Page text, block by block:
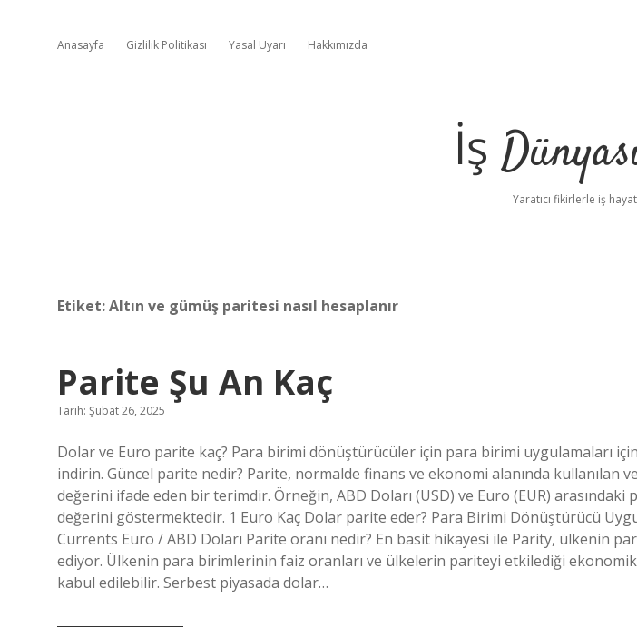
Anasayfa Gizlilik Politikası Yasal Uyarı Hakkımızda
İş
Yaratıcı fikirlerle iş
Etiket:Altın ve gümüş paritesi nasıl hesaplanır
Parite Şu An Kaç
Tarih: Şubat 26, 2025
Dolar ve Euro parite kaç? Para birimi dönüştürücüler için para birimi uygulamaları
indirin. Güncel parite nedir? Parite, normalde finans ve ekonomi alanında kullanılan
değerini ifade eden bir terimdir. Örneğin, ABD Doları (USD) ve Euro (EUR)
değerini göstermektedir. 1 Euro Kaç Dolar parite eder? Para Birimi Dönüştürücü
Currents Euro / ABD Doları Parite oranı nedir? En basit hikayesi ile Parity, ülkenin
ediyor. Ülkenin para birimlerinin faiz oranları ve ülkelerin pariteyi etkilediği
kabul edilebilir. Serbest piyasada dolar…